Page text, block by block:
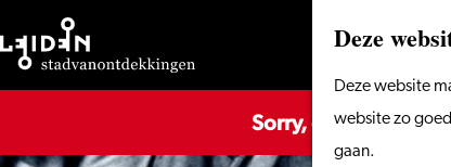
Deze
Deze website
website zo
gaan.
Ga
de
Sorry, deze